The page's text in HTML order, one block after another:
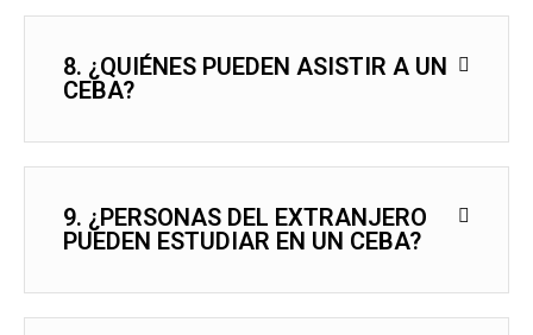
8. ¿QUIÉNES PUEDEN ASISTIR A UN
CEBA?
9. ¿PERSONAS DEL EXTRANJERO
PUEDEN ESTUDIAR EN UN CEBA?